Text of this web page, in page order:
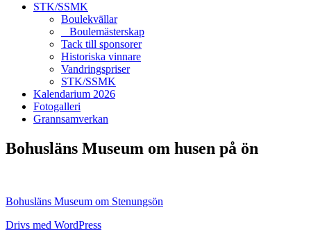
STK/SSMK
Boulekvällar
Boulemästerskap
Tack till sponsorer
Historiska vinnare
Vandringspriser
STK/SSMK
Kalendarium 2026
Fotogalleri
Grannsamverkan
Bohusläns Museum om husen på ön
Bohusläns Museum om Stenungsön
Drivs med WordPress